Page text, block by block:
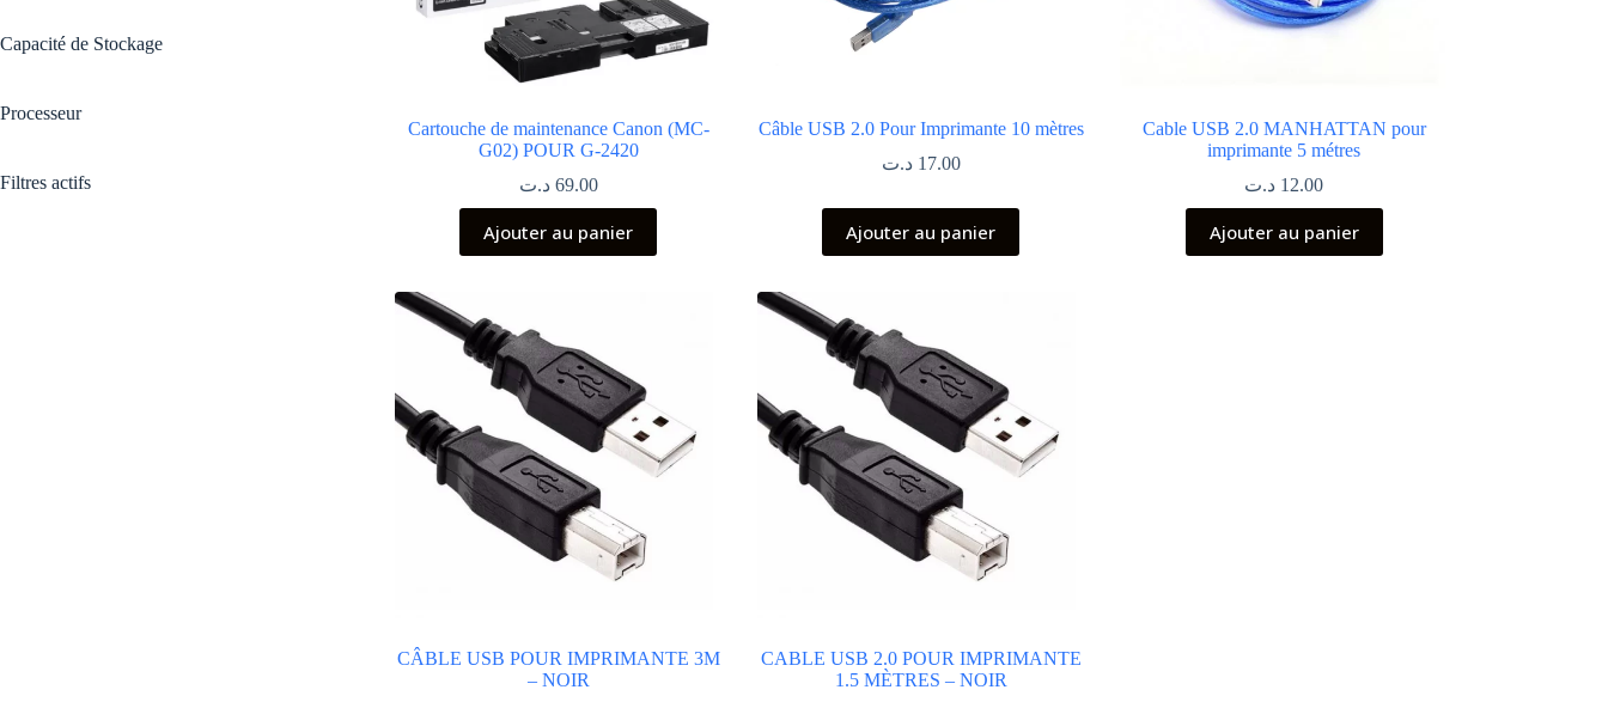
Cartouche de maintenance Canon (MC-
G02) POUR G-2420
69.00 د.ت
Ajouter au panier
Câble USB 2.0 Pour Imprimante 10 mètres
17.00 د.ت
Ajouter au panier
Cable USB 2.0 MANHATTAN pour
imprimante 5 métres
12.00 د.ت
Ajouter au panier
CÂBLE USB POUR IMPRIMANTE 3M
– NOIR
CABLE USB 2.0 POUR IMPRIMANTE
1.5 MÈTRES – NOIR
Capacité de Stockage
Processeur
Filtres actifs